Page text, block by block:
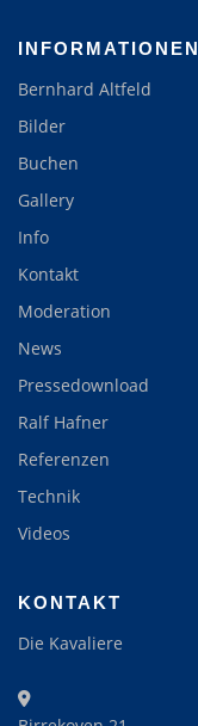
INFORMATIONEN
Bernhard Altfeld
Bilder
Buchen
Gallery
Info
Kontakt
Moderation
News
Pressedownload
Ralf Hafner
Referenzen
Technik
Videos
KONTAKT
Die Kavaliere